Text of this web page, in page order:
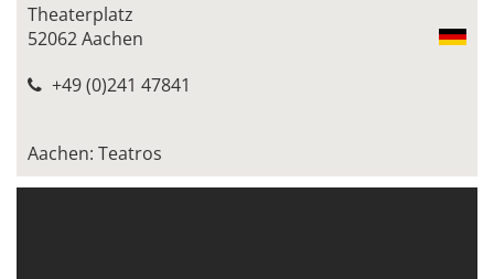
Theaterplatz
52062 Aachen
+49 (0)241 47841
Aachen: Teatros